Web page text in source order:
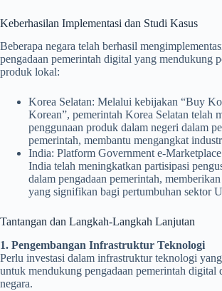
Keberhasilan Implementasi dan Studi Kasus
Beberapa negara telah berhasil
pengadaan pemerintah digital yang mendukung
produk lokal:
Korea Selatan: Melalui kebijakan “Buy
Korean”, pemerintah Korea Selatan telah
penggunaan produk dalam negeri dalam
pemerintah, membantu mengangkat
India: Platform Government e-
India telah meningkatkan partisipasi
dalam pengadaan pemerintah,
yang signifikan bagi pertumbuhan sektor
Tantangan dan Langkah-Langkah Lanjutan
1. Pengembangan Infrastruktur Teknologi
Perlu investasi dalam infrastruktur teknologi
untuk mendukung pengadaan pemerintah digital
negara.